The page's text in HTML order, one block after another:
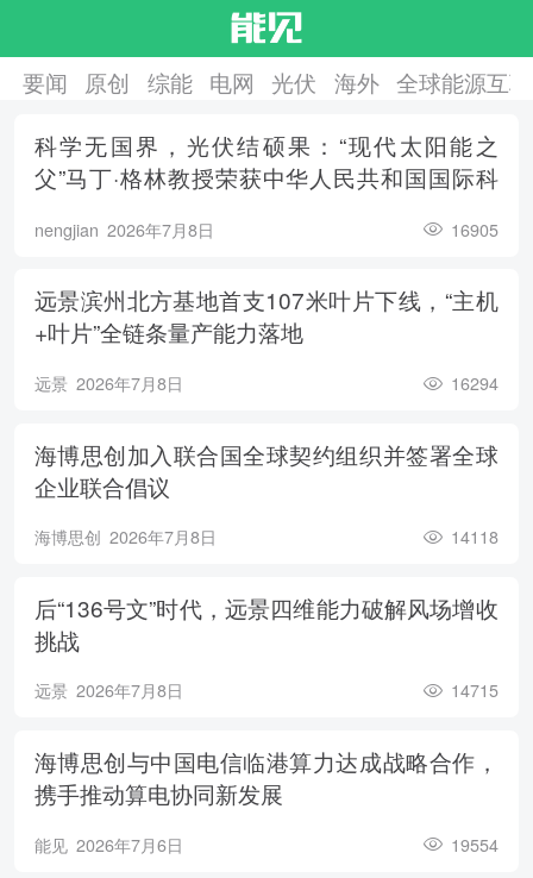
要闻 原创 综能 电网 光伏 海外 全球能源互
科学无国界，光伏结硕果：“现代太阳能之
父”马丁·格林教授荣获中华人民共和国国际科
nengjian 2026年7月8日 16905
远景滨州北方基地首支107米叶片下线，“主机
+叶片”全链条量产能力落地
远景 2026年7月8日 16294
海博思创加入联合国全球契约组织并签署全球
企业联合倡议
海博思创 2026年7月8日 14118
后“136号文”时代，远景四维能力破解风场增收
挑战
远景 2026年7月8日 14715
海博思创与中国电信临港算力达成战略合作，
携手推动算电协同新发展
能见 2026年7月6日 19554